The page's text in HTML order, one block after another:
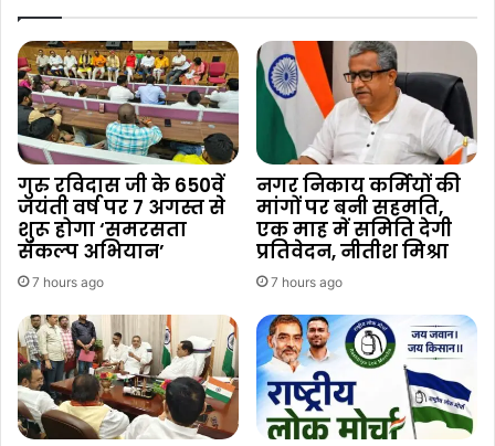
गुरु रविदास जी के 650वें
जयंती वर्ष पर 7 अगस्त से
शुरू होगा ‘समरसता
संकल्प अभियान’
7 hours ago
नगर निकाय कर्मियों की
मांगों पर बनी सहमति,
एक माह में समिति देगी
प्रतिवेदन, नीतीश मिश्रा
7 hours ago